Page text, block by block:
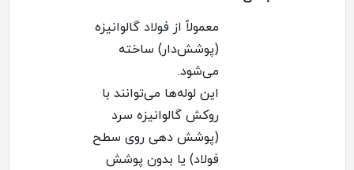
معمولاً از فولاد گالوانیزه
(پوشش‌دار) ساخته
می‌شود.
این لوله‌ها می‌توانند با
روکش گالوانیزه سرد
(پوشش دهی روی سطح
فولاد) یا بدون پوشش